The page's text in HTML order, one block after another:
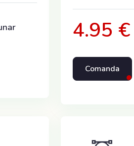
4.95 €
Comanda